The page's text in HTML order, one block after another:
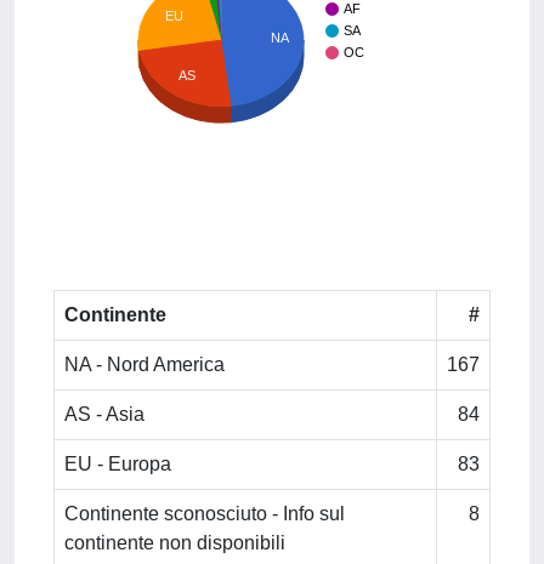
AF
SA
OC
NA
EU
AS
Continente #
NA - Nord America 167
AS - Asia 84
EU - Europa 83
Continente sconosciuto - Info sul
continente non disponibili
8